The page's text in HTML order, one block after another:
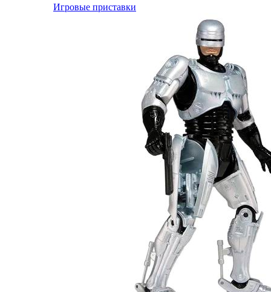
Игровые приставки